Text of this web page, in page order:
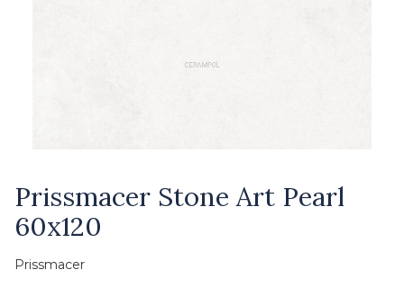
Prissmacer Stone Art Pearl
60x120
Prissmacer